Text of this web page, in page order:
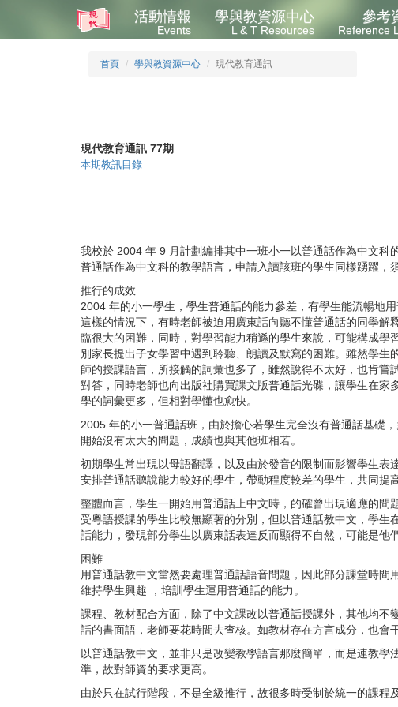
活動情報
Events
學與教資源中心
L & T Resources
參考
Reference
首頁 學與教資源中心 現代教育通訊
現代教育通訊 77期
本期教訊目錄
我校於 2004 年 9 月計劃編排其中一班小一以普通話作為中文科
普通話作為中文科的教學語言，申請入讀該班的學生同樣踴躍，
推行的成效
2004 年的小一學生，學生普通話的能力參差，有學生能流暢地
這樣的情況下，有時老師被迫用廣東話向聽不懂普通話的同學
臨很大的困難，同時，對學習能力稍遜的學生來說，可能構成
別家長提出子女學習中遇到聆聽、朗讀及默寫的困難。雖然學
師的授課語言，所接觸的詞彙也多了，雖然說得不太好，也肯
對答，同時老師也向出版社購買課文版普通話光碟，讓學生在
學的詞彙更多，但相對學懂也愈快。
2005 年的小一普通話班，由於擔心若學生完全沒有普通話基礎
開始沒有太大的問題，成績也與其他班相若。
初期學生常出現以母語翻譯，以及由於發音的限制而影響學生
安排普通話聽說能力較好的學生，帶動程度較差的學生，共同提
整體而言，學生一開始用普通話上中文時，的確曾出現適應的
受粵語授課的學生比較無顯著的分別，但以普通話教中文，學
話能力，發現部分學生以廣東話表達反而顯得不自然，可能是他
困難
用普通話教中文當然要處理普通話語音問題，因此部分課堂時
維持學生興趣 ，培訓學生運用普通話的能力。
課程、教材配合方面，除了中文課改以普通話授課外，其他均
話的書面語，老師要花時間去查核。如教材存在方言成分，也會
以普通話教中文，並非只是改變教學語言那麼簡單，而是連教
準，故對師資的要求更高。
由於只在試行階段，不是全級推行，故很多時受制於統一的課程